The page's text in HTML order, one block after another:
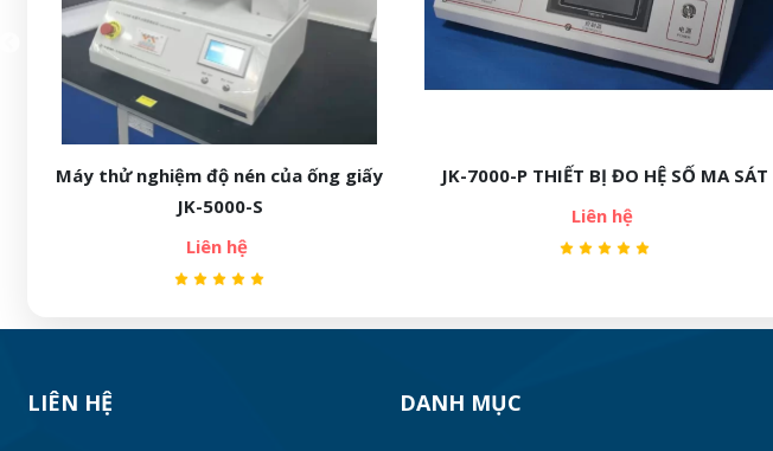
JK-7000-P THIẾT BỊ ĐO HỆ SỐ MA SÁT
Liên hệ
Máy cắt mẫu JK-6050
Liên hệ
LIÊN HỆ DANH MỤC